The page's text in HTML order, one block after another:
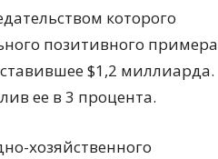
которого
позитивного примера
$1,2 миллиарда.
ее в 3 процента.
хозяйственного